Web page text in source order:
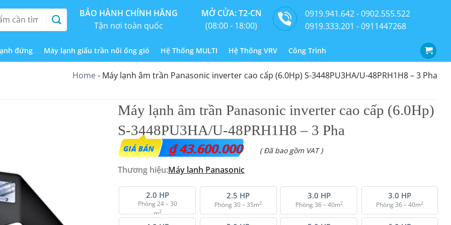
BẢO HÀNH CHÍNH HÃNG
Tận nơi toàn quốc
MỞ CỬA: T2-CN
(08:00 - 18:00)
0919.941.642 - 0902.555.522
0919.333.201 - 0911447268
đứng Máy lạnh giấu trần nối ống gió Hệ Thống MULTI Hệ Thống VRV Công Trình
Home- Máy lạnh âm trần Panasonic inverter cao cấp (6.0Hp) S-3448PU3HA/U-48PRH1H8 – 3 Pha
Máy lạnh âm trần Panasonic inverter cao cấp (6.0Hp)
S-3448PU3HA/U-48PRH1H8 – 3 Pha
₫43.600.000 ( Đã bao gồm VAT )
Thương hiệu:Máy lạnh Panasonic
2.0 HP
Phòng 24 – 30
m2
2.5 HP
Phòng 30 – 35m2
3.0 HP
Phòng 36 – 40m2
3.0 HP
Phòng 36 – 40m2